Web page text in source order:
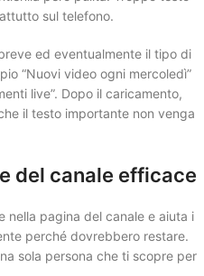
sul telefono.
ed eventualmente il tipo di
“Nuovi video ogni mercoledì”
live”. Dopo il caricamento,
il testo importante non venga
del canale efficace
nella pagina del canale e aiuta i
perché dovrebbero restare.
sola persona che ti scopre per